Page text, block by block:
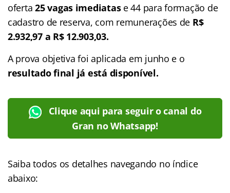
oferta25 vagas imediatase 44 para formação de
cadastro de reserva, com remunerações de R$
2.932,97 a R$ 12.903,03.
A prova objetiva foi aplicada em junho e o
resultado final já está disponível.
Clique aqui para seguir o canal do
Gran no Whatsapp!
Saiba todos os detalhes navegando no índice
abaixo: